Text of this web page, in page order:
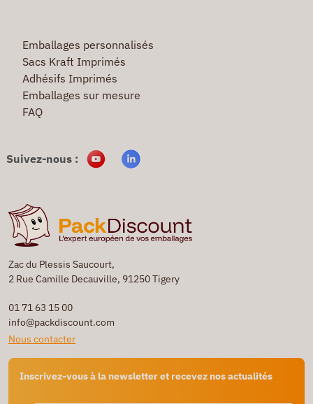
Zac du Plessis Saucourt,
2 Rue Camille Decauville, 91250 Tigery
01 71 63 15 00
info@packdiscount.com
Nous contacter
Inscrivez-vous à la newsletter et recevez nos actualités
Emballages personnalisés
Sacs Kraft Imprimés
Adhésifs Imprimés
Emballages sur mesure
FAQ
Suivez-nous :